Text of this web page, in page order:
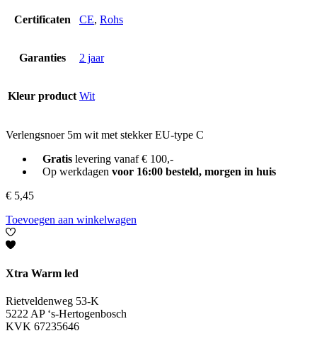
Certificaten CE, Rohs
Garanties 2 jaar
Kleur product Wit
Verlengsnoer 5m wit met stekker EU-type C
Gratislevering vanaf € 100,-
Op werkdagen voor 16:00 besteld, morgen in huis
€ 5,45
Toevoegen aan winkelwagen
Xtra Warm led
Rietveldenweg 53-K
5222 AP ‘s-Hertogenbosch
KVK 67235646